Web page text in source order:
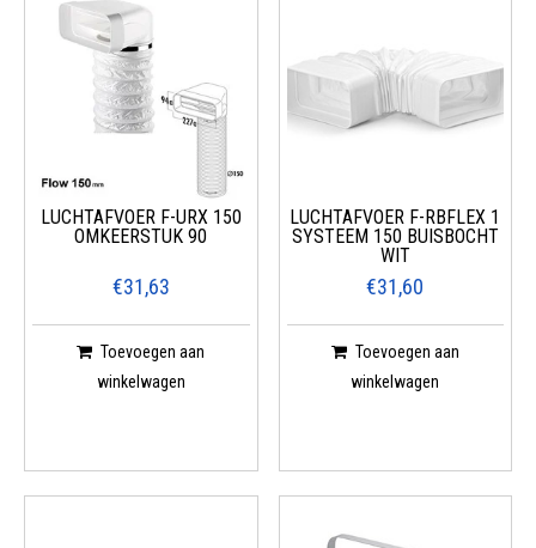
LUCHTAFVOER F-URX 150
OMKEERSTUK 90
€31,63
Toevoegen aan
winkelwagen
LUCHTAFVOER F-RBFLEX 1
SYSTEEM 150 BUISBOCHT
WIT
€31,60
Toevoegen aan
winkelwagen